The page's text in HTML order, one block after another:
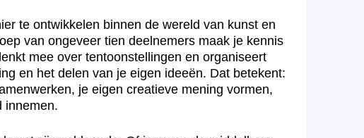
te ontwikkelen binnen de wereld van kunst en
van ongeveer tien deelnemers maak je kennis
mee over tentoonstellingen en organiseert
en het delen van je eigen ideeën. Dat betekent:
je eigen creatieve mening vormen,
innemen.